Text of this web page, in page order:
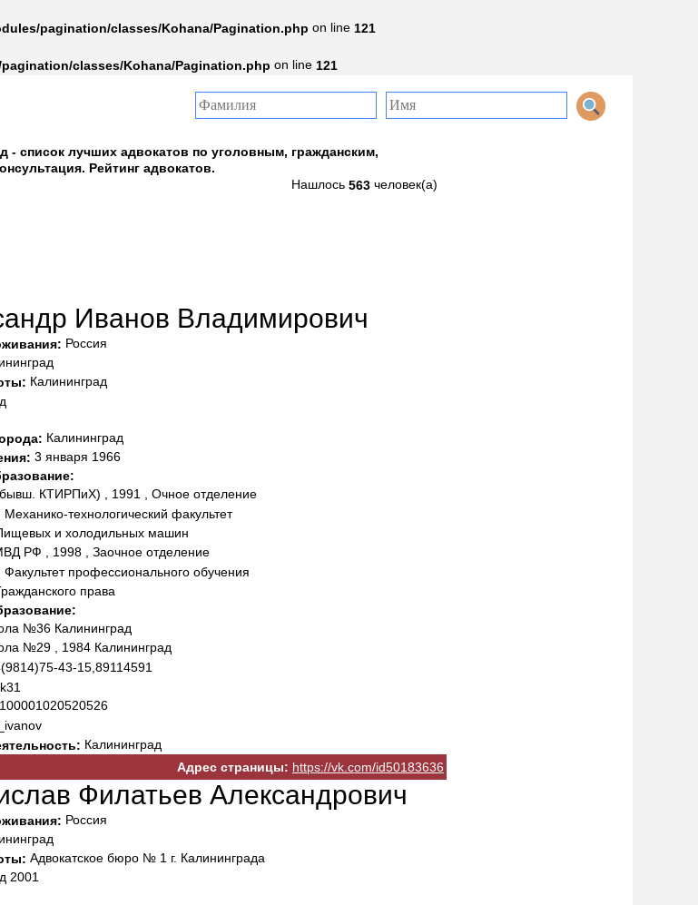
pagination/classes/Kohana/Pagination.php on line 121
classes/Kohana/Pagination.php on line 121
- список лучших адвокатов по уголовным, гражданским,
Рейтинг адвокатов.
Нашлось 563 человек(а)
Иванов Владимирович
Россия
Калининград
Калининград
3 января 1966
КТИРПиХ) , 1991 , Очное отделение
Механико-технологический факультет
и холодильных машин
РФ , 1998 , Заочное отделение
Факультет профессионального обучения
права
№36 Калининград
№29 , 1984 Калининград
43-15,89114591
100001020520526
Калининград
Адрес страницы: https://vk.com/id50183636
Филатьев Александрович
Россия
Адвокатское бюро № 1 г. Калининграда
2001